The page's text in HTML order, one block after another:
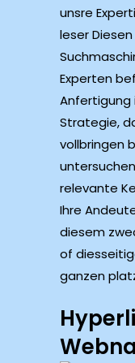
unsre
leser
Experten
Anfertigung
Strategie,
vollbringen
relevante
Ihre
diesem
of
ganzen